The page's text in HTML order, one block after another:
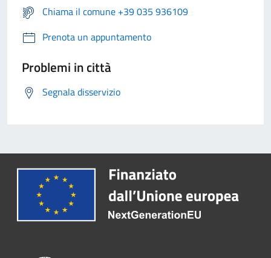
Chiama il comune +39 035 936109
Prenota un appuntamento
Problemi in città
Segnala disservizio